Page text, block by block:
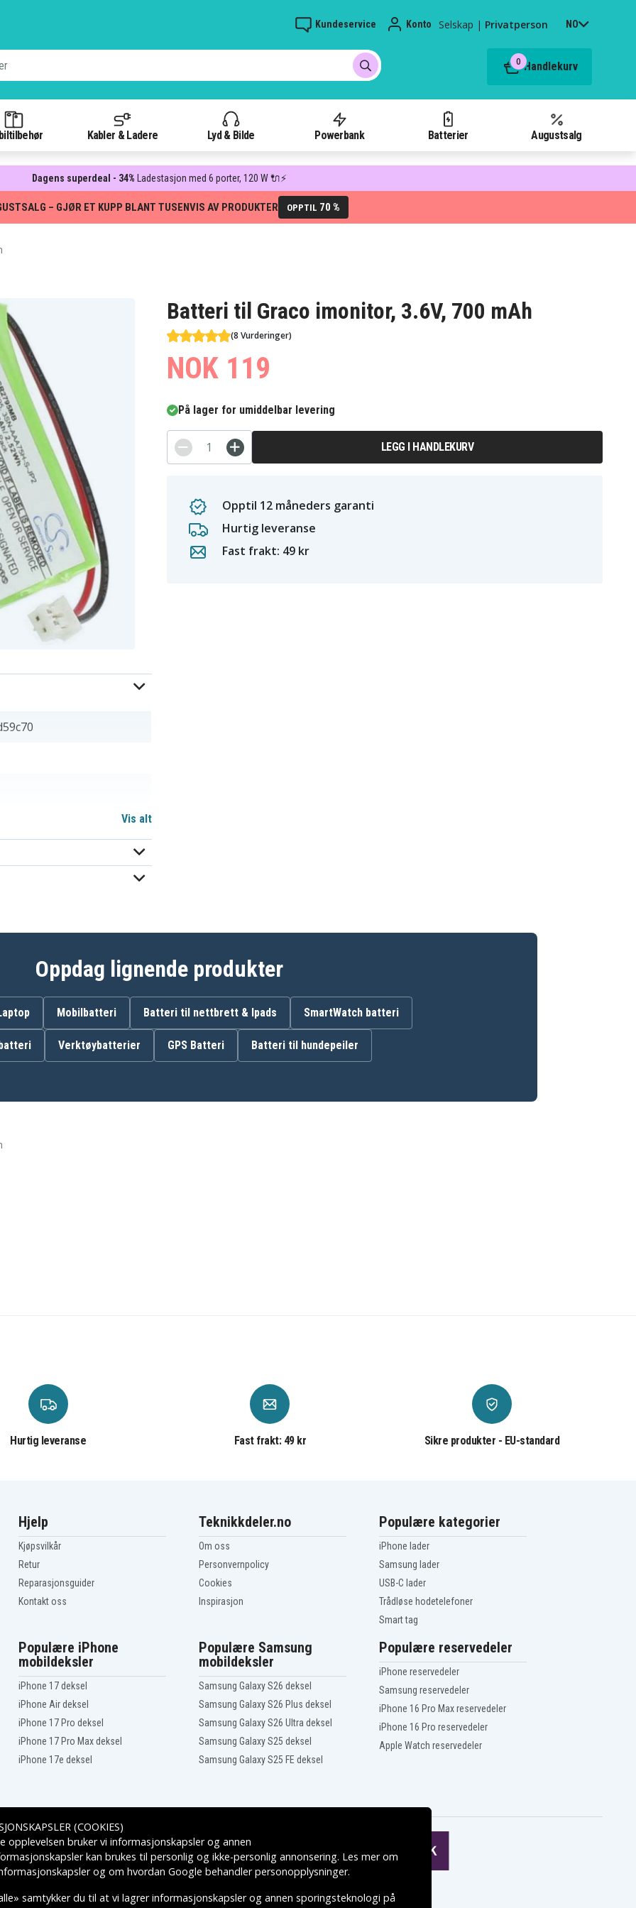
Kundeservice Konto Selskap | Privatperson NO
0 Handlekurv
Kabler & Ladere Lyd & Bilde Powerbank Batterier Augustsalg
Dagens superdeal - 34% Ladestasjon med 6 porter, 120 W 🔌⚡
– GJØR ET KUPP BLANT TUSENVIS AV PRODUKTER OPPTIL 70 %
Batteri til Graco imonitor, 3.6V, 700 mAh
(8 Vurderinger)
NOK 119
På lager for umiddelbar levering
LEGG I HANDLEKURV
Opptil 12 måneders garanti
Hurtig leveranse
Fast frakt: 49 kr
BATT-2795
Graco 2791DIG1
Motorola MBP33
Vis alt
Oppdag lignende produkter
Mobilbatteri Batteri til nettbrett & Ipads SmartWatch batteri
Verktøybatterier GPS Batteri Batteri til hundepeiler
Hurtig leveranse Fast frakt: 49 kr Sikre produkter - EU-standard
Hjelp
Kjøpsvilkår
Retur
Reparasjonsguider
Kontakt oss
Teknikkdeler.no
Om oss
Personvernpolicy
Cookies
Inspirasjon
Populære kategorier
iPhone lader
Samsung lader
USB-C lader
Trådløse hodetelefoner
Smart tag
Populære iPhone
mobildeksler
iPhone 17 deksel
iPhone Air deksel
iPhone 17 Pro deksel
iPhone 17 Pro Max deksel
iPhone 17e deksel
Populære Samsung
mobildeksler
Samsung Galaxy S26 deksel
Samsung Galaxy S26 Plus deksel
Samsung Galaxy S26 Ultra deksel
Samsung Galaxy S25 deksel
Samsung Galaxy S25 FE deksel
Populære reservedeler
iPhone reservedeler
Samsung reservedeler
iPhone 16 Pro Max reservedeler
iPhone 16 Pro reservedeler
Apple Watch reservedeler
Leveringsalternativer
(COOKIES)
opplevelsen bruker vi informasjonskapsler og annen
kan brukes til personlig og ikke-personlig annonsering. Les mer om
og om hvordan Google behandler personopplysninger.
samtykker du til at vi lagrer informasjonskapsler og annen sporingsteknologi på